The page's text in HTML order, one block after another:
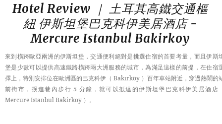
Hotel Review ｜ 土耳其高鐵交通樞
紐 伊斯坦堡巴克科伊美居酒店 -
Mercure Istanbul Bakirkoy
來到橫跨歐亞兩洲的伊斯坦堡，交通便利絕對是挑選住宿的首要考量，而且伊斯
堡是少數可以提供高速鐵路橫跨兩大洲服務的城市，為滿足這樣的前提，在住宿
擇上，特別安排位在歐洲區的巴克科伊（ Bakırköy ）百年車站附近，穿過熱鬧的
前街市，拐進巷內步行 5 分鐘，就可以抵達的伊斯坦堡巴克科伊美居酒店
Mercure Istanbul Bakirkoy ）。